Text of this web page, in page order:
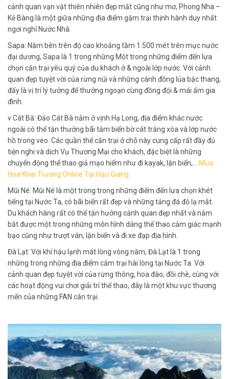
cảnh quan vạn vật thiên nhiên đẹp mắt cũng như mơ, Phong Nha –
Kẻ Bàng là một giữa những địa điểm gặm trại thịnh hành duy nhất
ngơi nghỉ Nước Nhà.
Sapa: Nằm bên trên độ cao khoảng tầm 1.500 mét trên mực nước
đại dương, Sapa là 1 trong những Một trong những điểm đến lựa
chọn cắn trại yêu quý của du khách ở & ngoài lớp nước. Với cảnh
quan đẹp tuyệt vời của rừng núi và những cánh đồng lúa bậc thang,
đấy là vị trí lý tưởng để thưởng ngoạn cùng đồng đội & mái ấm gia
đình.
v Cát Bà: Đảo Cát Bà nằm ở vịnh Hạ Long, địa điểm khác nước
ngoài có thể tận thưởng bãi tắm biển bờ cát trắng xóa và lớp nước
hồ trong veo. Các quần thể cắn trại ở chỗ này cung cấp rất đầy đủ
tiện nghi và dịch Vụ Thương Mại cho khách, đặc biệt là những
chuyển động thể thao giả mạo hiểm như đi kayak, lặn biển,…
Mua
Hoa Khai Trương Online Tại Hậu Giang
Mũi Né: Mũi Né là một trong trong những điểm đến lựa chọn khét
tiếng tại Nước Ta, có bãi biển rất đẹp và những tảng đá đỏ lạ mắt.
Du khách hàng rất có thể tận hưởng cảnh quan đẹp nhất và nắm
bắt được một trong những môn hình dáng thể thao cảm giác mạnh
bạo cũng như trượt ván, lặn biển và đi xe đạp địa hình.
Đà Lạt: Với khí hậu lạnh mát lòng vòng năm, Đà Lạt là 1 trong
những trong những địa điểm cắm trại hài lòng tại Nước Ta. Với
cảnh quan đẹp tuyệt vời của rừng thông, hoa đào, đồi chè, cùng với
các hoạt động vui chơi giải trí thể thao, đây là một khu vực thương
mến của những FAN cắn trại.